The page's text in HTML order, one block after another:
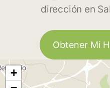
dirección en
Obtener Mi
+